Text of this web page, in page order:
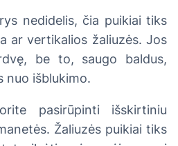
nedidelis, čia puikiai tiks
ar vertikalios žaliuzės. Jos
be to, saugo baldus,
nuo išblukimo.
pasirūpinti išskirtiniu
Žaliuzės puikiai tiks